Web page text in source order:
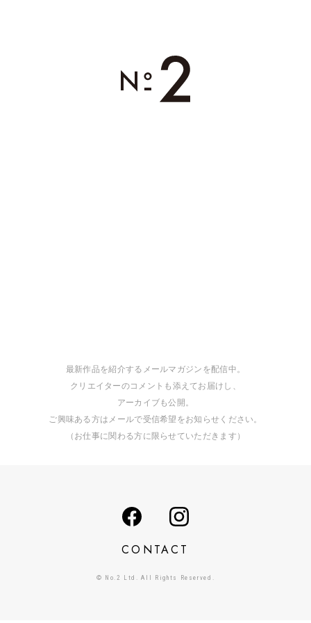
最新作品を紹介するメールマガジンを配信中。
クリエイターのコメントも添えてお届けし、
アーカイブも公開。
ご興味ある方はメールで受信希望をお知らせください。
（お仕事に関わる方に限らせていただきます）
CONTACT
© No.2 Ltd. All Rights Reserved.